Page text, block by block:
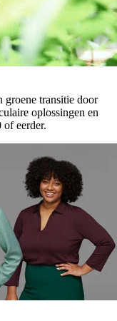
groene transitie door
oplossingen en
eerder.